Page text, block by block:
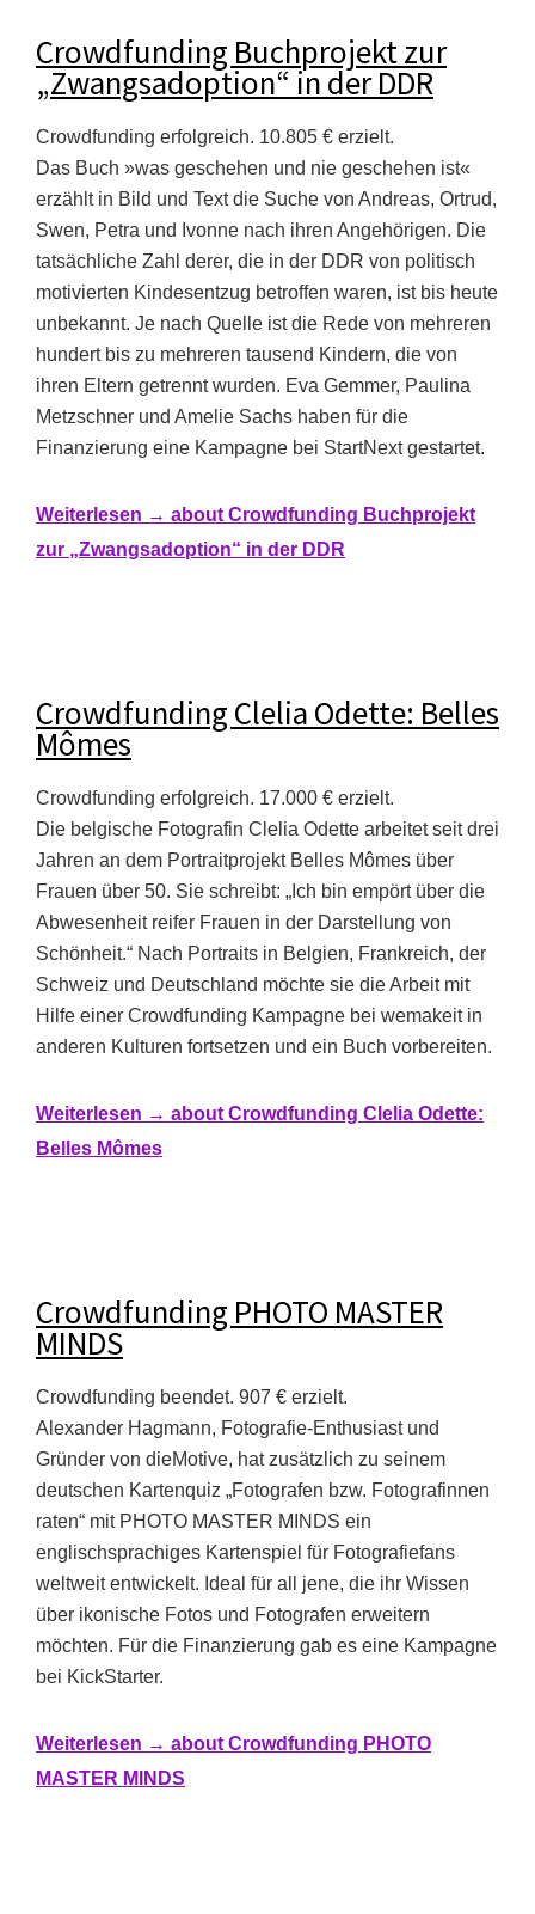
Crowdfunding Buchprojekt zur
„Zwangsadoption“ in der DDR
Crowdfunding erfolgreich. 10.805 € erzielt.
Das Buch »was geschehen und nie geschehen ist«
erzählt in Bild und Text die Suche von Andreas, Ortrud,
Swen, Petra und Ivonne nach ihren Angehörigen. Die
tatsächliche Zahl derer, die in der DDR von politisch
motivierten Kindesentzug betroffen waren, ist bis heute
unbekannt. Je nach Quelle ist die Rede von mehreren
hundert bis zu mehreren tausend Kindern, die von
ihren Eltern getrennt wurden. Eva Gemmer, Paulina
Metzschner und Amelie Sachs haben für die
Finanzierung eine Kampagne bei StartNext gestartet.
Weiterlesen → about Crowdfunding Buchprojekt
zur „Zwangsadoption“ in der DDR
Crowdfunding Clelia Odette: Belles
Mômes
Crowdfunding erfolgreich. 17.000 € erzielt.
Die belgische Fotografin Clelia Odette arbeitet seit drei
Jahren an dem Portraitprojekt Belles Mômes über
Frauen über 50. Sie schreibt: „Ich bin empört über die
Abwesenheit reifer Frauen in der Darstellung von
Schönheit.“ Nach Portraits in Belgien, Frankreich, der
Schweiz und Deutschland möchte sie die Arbeit mit
Hilfe einer Crowdfunding Kampagne bei wemakeit in
anderen Kulturen fortsetzen und ein Buch vorbereiten.
Weiterlesen → about Crowdfunding Clelia Odette:
Belles Mômes
Crowdfunding PHOTO MASTER
MINDS
Crowdfunding beendet. 907 € erzielt.
Alexander Hagmann, Fotografie-Enthusiast und
Gründer von dieMotive, hat zusätzlich zu seinem
deutschen Kartenquiz „Fotografen bzw. Fotografinnen
raten“ mit PHOTO MASTER MINDS ein
englischsprachiges Kartenspiel für Fotografiefans
weltweit entwickelt. Ideal für all jene, die ihr Wissen
über ikonische Fotos und Fotografen erweitern
möchten. Für die Finanzierung gab es eine Kampagne
bei KickStarter.
Weiterlesen → about Crowdfunding PHOTO
MASTER MINDS